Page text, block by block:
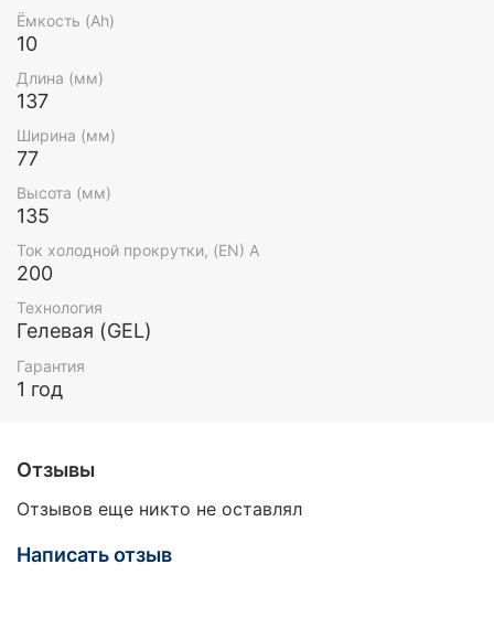
показатели напряжения и количества дней в
эксплуатации. Когда батарея имеет низкий уровень
заряда срабатывает автоматический сигнал,
предупреждающий пользователя о необходимости
своевременного технического обслуживания.
Ёмкость (Ah)
10
Длина (мм)
137
Ширина (мм)
77
Высота (мм)
135
Ток холодной прокрутки, (EN) А
200
Технология
Гелевая (GEL)
Гарантия
1 год
Отзывы
Отзывов еще никто не оставлял
Написать отзыв